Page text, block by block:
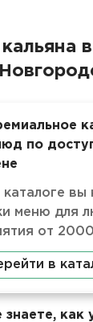
по
вы
меню для
от
в
знаете, как